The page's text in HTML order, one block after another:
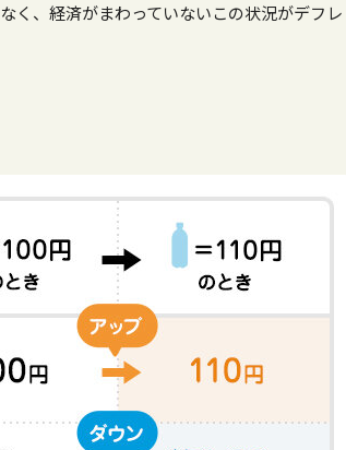
く、経済がまわっていないこの状況がデフレ